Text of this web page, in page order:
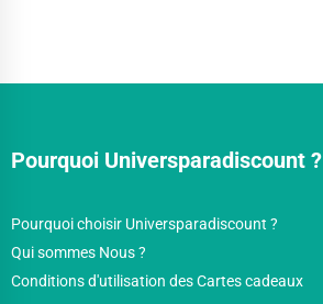
Pourquoi Universparadiscount ?
Pourquoi choisir Universparadiscount ?
Qui sommes Nous ?
Conditions d'utilisation des Cartes cadeaux